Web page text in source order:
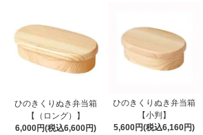
ひのきくりぬき弁当箱
【（ロング）】
6,000円(税込6,600円)
ひのきくりぬき弁当箱
【小判】
5,600円(税込6,160円)